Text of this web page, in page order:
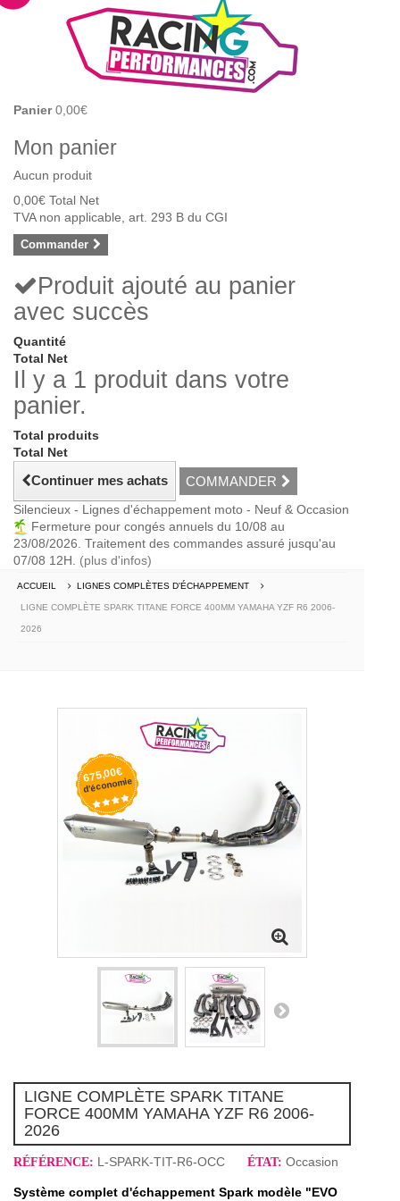
Panier 0,00€
Mon panier
Aucun produit
0,00€ Total Net
TVA non applicable, art. 293 B du CGI
Commander
Produit ajouté au panier
avec succès
Quantité
Total Net
Il y a 1 produit dans votre
panier.
Total produits
Total Net
Continuer mes achats COMMANDER
Silencieux - Lignes d'échappement moto - Neuf & Occasion
Fermeture pour congés annuels du 10/08 au
23/08/2026. Traitement des commandes assuré jusqu'au
07/08 12H. (plus d'infos)
ACCUEIL LIGNES COMPLÈTES D'ÉCHAPPEMENT
LIGNE COMPLÈTE SPARK TITANE FORCE 400MM YAMAHA YZF R6 2006-
2026
675,00€
d'économie
LIGNE COMPLÈTE SPARK TITANE
FORCE 400MM YAMAHA YZF R6 2006-
2026
RÉFÉRENCE: L-SPARK-TIT-R6-OCC ÉTAT: Occasion
Système complet d'échappement Spark modèle "EVO